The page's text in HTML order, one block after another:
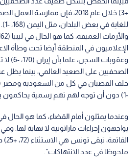
+3) خلال عام 2018، فإن ممارسة
الإعلاميون في المنطقة أيضا تحت وطأة
وعقوبات
الصحفيين على الصعيد العالمي، بينما
-1) دون أن توجه لهم تهم رسمية يحاكمون بها.
يواجهون إجراءات ماراثونية لا نهاية لها.
ملحوظا في عدد الانتهاكات".